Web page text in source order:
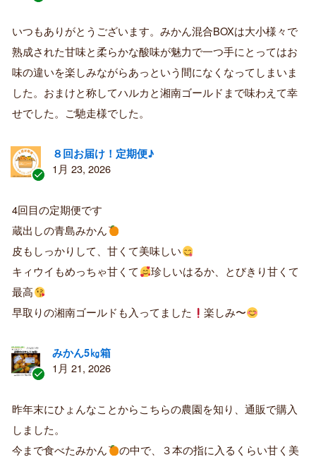
証
済
み
購
者
いつもありがとうございます。みかん混合BOXは大小様々で
熟成された甘味と柔らかな酸味が魅力で一つ手にとってはお
味の違いを楽しみながらあっという間になくなってしまいま
した。おまけと称してハルカと湘南ゴールドまで味わえて幸
せでした。ご馳走様でした。
証
済
み
購
者
８回お届け！定期便♪
1月 23, 2026
4回目の定期便です
蔵出しの青島みかん
皮もしっかりして、甘くて美味しい
キィウイもめっちゃ甘くて
珍しいはるか、とびきり甘くて
最高
早取りの湘南ゴールドも入ってました
楽しみ〜
証
済
み
購
みかん5㎏箱
1月 21, 2026
昨年末にひょんなことからこちらの農園を知り、通販で購入
しました。
今まで食べたみかん
の中で、３本の指に入るくらい甘く美